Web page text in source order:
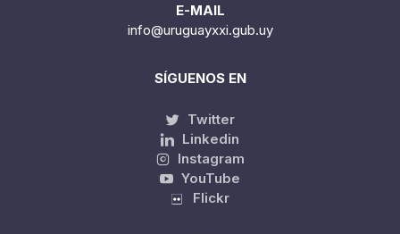
E-MAIL
info@uruguayxxi.gub.uy
SÍGUENOS EN
Twitter
Linkedin
Instagram
YouTube
Flickr